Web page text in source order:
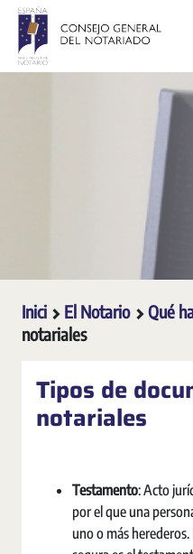
Salta al contingut principal
Inici El Notario Qué
notariales
Tipos de
notariales
Testamento: Acto
por el que una
uno o más